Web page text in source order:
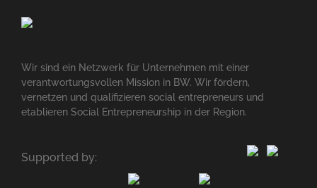
Wir sind ein Netzwerk für Unternehmen mit einer
verantwortungsvollen Mission in BW. Wir fördern,
vernetzen und qualifizieren social entrepreneurs und
etablieren Social Entrepreneurship in der Region.
Supported by: